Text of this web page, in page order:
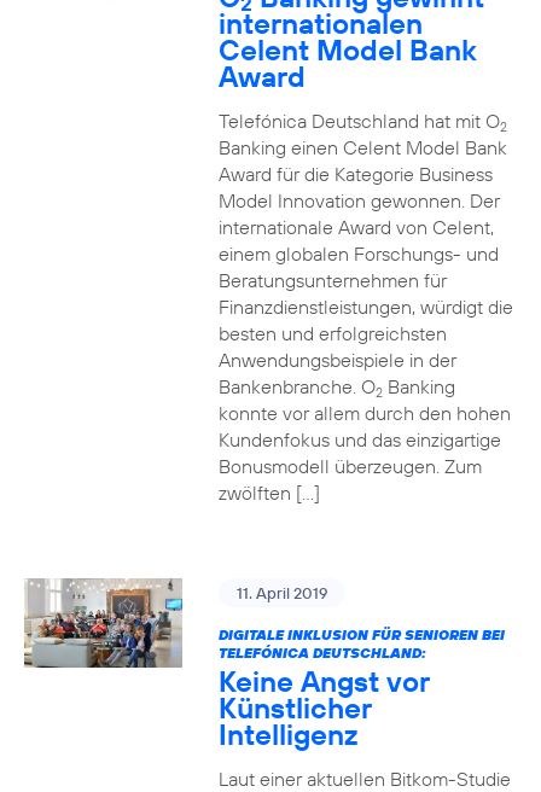
internationalen
Celent Model Bank
Award
Telefónica Deutschland hat mit O2
Banking einen Celent Model Bank
Award für die Kategorie Business
Model Innovation gewonnen. Der
internationale Award von Celent,
einem globalen Forschungs- und
Beratungsunternehmen für
Finanzdienstleistungen, würdigt die
besten und erfolgreichsten
Anwendungsbeispiele in der
Bankenbranche. O2Banking
konnte vor allem durch den hohen
Kundenfokus und das einzigartige
Bonusmodell überzeugen. Zum
zwölften […]
11. April 2019
DIGITALE INKLUSION FÜR SENIOREN BEI
TELEFÓNICA DEUTSCHLAND:
Keine Angst vor
Künstlicher
Intelligenz
Laut einer aktuellen Bitkom-Studie